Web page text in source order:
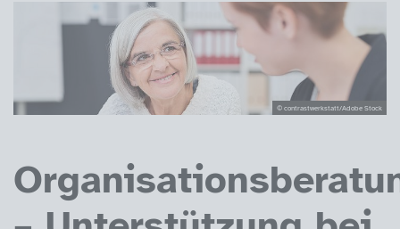
© contrastwerkstatt/Adobe Stock